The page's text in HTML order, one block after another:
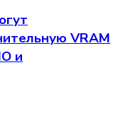
VRAM
и